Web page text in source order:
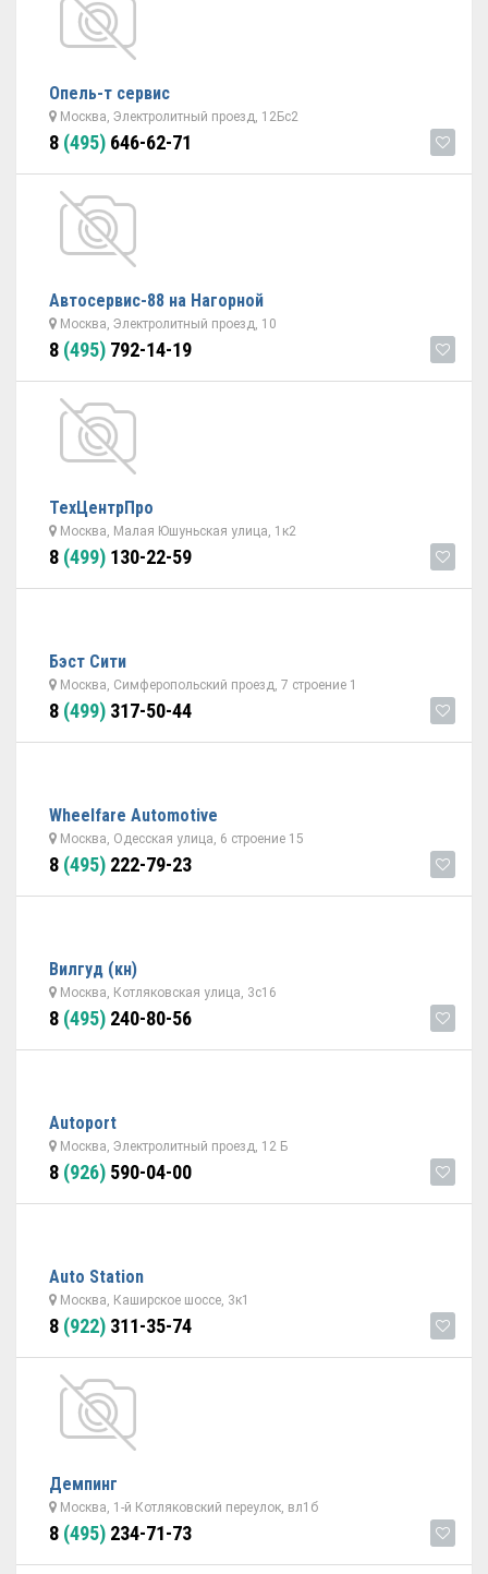
Опель-т сервис
Москва, Электролитный проезд, 12Бс2
8 (495) 646-62-71
Автосервис-88 на Нагорной
Москва, Электролитный проезд, 10
8 (495) 792-14-19
ТехЦентрПро
Москва, Малая Юшуньская улица, 1к2
8 (499) 130-22-59
Бэст Сити
Москва, Симферопольский проезд, 7 строение 1
8 (499) 317-50-44
Wheelfare Automotive
Москва, Одесская улица, 6 строение 15
8 (495) 222-79-23
Вилгуд (кн)
Москва, Котляковская улица, 3с16
8 (495) 240-80-56
Autoport
Москва, Электролитный проезд, 12 Б
8 (926) 590-04-00
Auto Station
Москва, Каширское шоссе, 3к1
8 (922) 311-35-74
Демпинг
Москва, 1-й Котляковский переулок, вл1б
8 (495) 234-71-73